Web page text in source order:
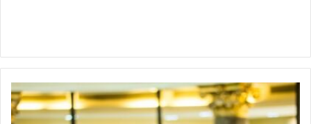
تباين
أداء
مؤشرات